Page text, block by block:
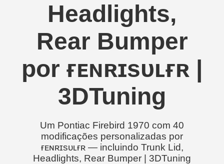
Headlights,
Rear Bumper
por ғᴇɴʀɪsᴜʟғʀ |
3DTuning
Um Pontiac Firebird 1970 com 40
modificações personalizadas por
ғᴇɴʀɪsᴜʟғʀ — incluindo Trunk Lid,
Headlights, Rear Bumper | 3DTuning